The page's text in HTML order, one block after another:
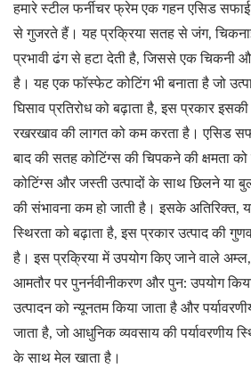
हमारे स्टील फर्नीचर फ्रेम एक गहन एसिड
से गुजरते हैं। यह प्रक्रिया सतह से जंग,
प्रभावी ढंग से हटा देती है, जिससे एक चिकनी
है। यह एक फॉस्फेट कोटिंग भी बनाता है जो
घिसाव प्रतिरोध को बढ़ाता है, इस प्रकार
रखरखाव की लागत को कम करता है। एसिड
बाद की सतह कोटिंग्स की चिपकने की क्षमता
कोटिंग्स और जस्ती उत्पादों के साथ छिलने या
की संभावना कम हो जाती है। इसके अतिरिक्त,
स्थिरता को बढ़ाता है, इस प्रकार उत्पाद की
है। इस प्रक्रिया में उपयोग किए जाने वाले
आमतौर पर पुनर्नवीनीकरण और पुन: उपयोग
उत्पादन को न्यूनतम किया जाता है और
जाता है, जो आधुनिक व्यवसाय की पर्यावरणीय
के साथ मेल खाता है।